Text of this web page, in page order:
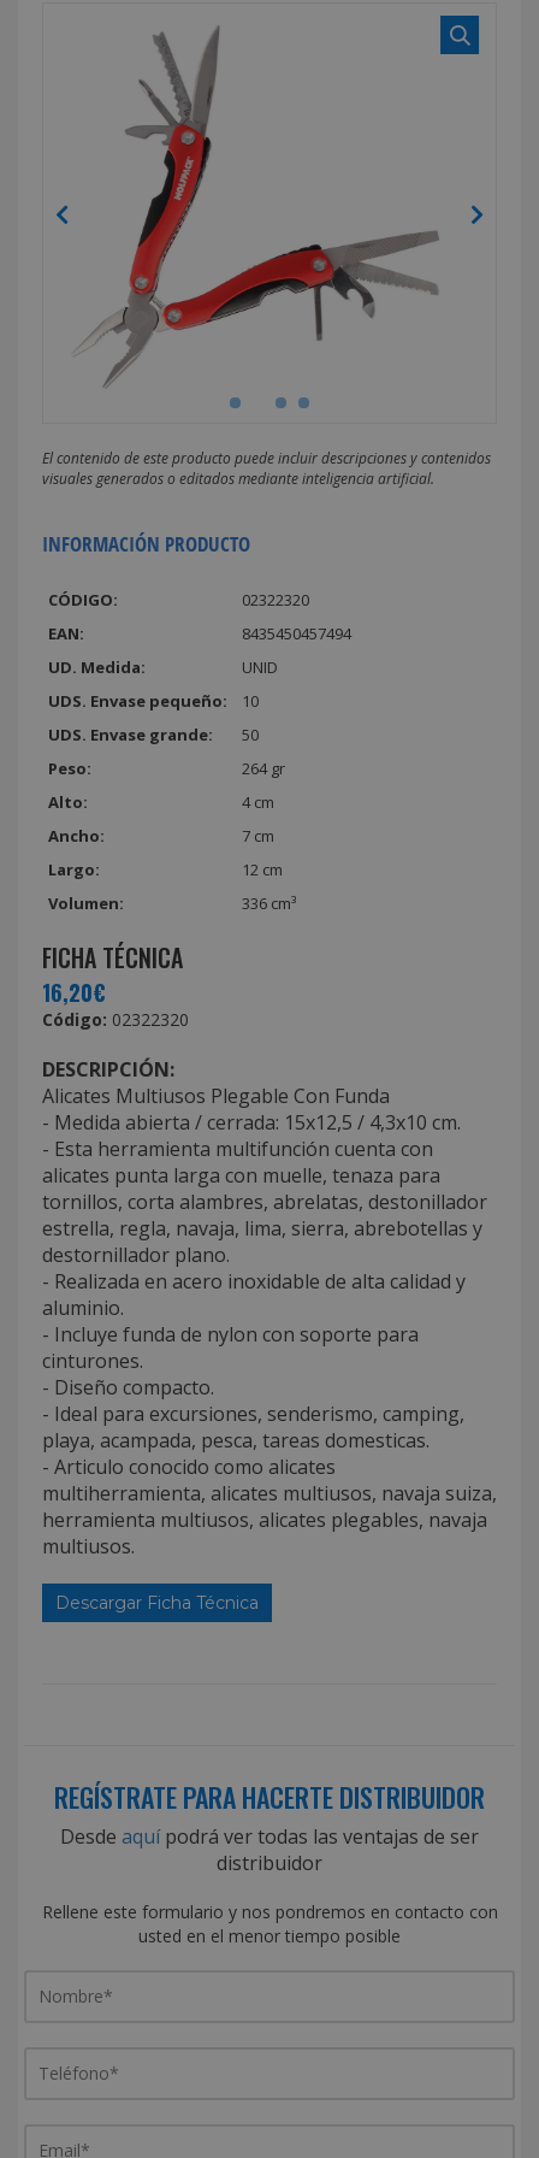
El contenido de este producto puede incluir descripciones y contenidos
visuales generados o editados mediante inteligencia artificial.
INFORMACIÓN PRODUCTO
CÓDIGO:
02322320
EAN:
8435450457494
UD. Medida:
UNID
UDS. Envase pequeño:
10
UDS. Envase grande:
50
Peso:
264 gr
Alto:
4 cm
Ancho:
7 cm
Largo:
12 cm
Volumen:
336 cm³
FICHA TÉCNICA
16,20€
Código: 02322320
DESCRIPCIÓN:
Alicates Multiusos Plegable Con Funda
- Medida abierta / cerrada: 15x12,5 / 4,3x10 cm.
- Esta herramienta multifunción cuenta con
alicates punta larga con muelle, tenaza para
tornillos, corta alambres, abrelatas, destonillador
estrella, regla, navaja, lima, sierra, abrebotellas y
destornillador plano.
- Realizada en acero inoxidable de alta calidad y
aluminio.
- Incluye funda de nylon con soporte para
cinturones.
- Diseño compacto.
- Ideal para excursiones, senderismo, camping,
playa, acampada, pesca, tareas domesticas.
- Articulo conocido como alicates
multiherramienta, alicates multiusos, navaja suiza,
herramienta multiusos, alicates plegables, navaja
multiusos.
Descargar Ficha Técnica
REGÍSTRATE PARA HACERTE DISTRIBUIDOR
Desde aquípodrá ver todas las ventajas de ser
distribuidor
Rellene este formulario y nos pondremos en contacto con
usted en el menor tiempo posible